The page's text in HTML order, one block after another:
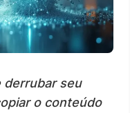
derrubar seu
o conteúdo